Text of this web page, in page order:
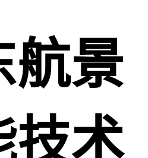
航景
技术